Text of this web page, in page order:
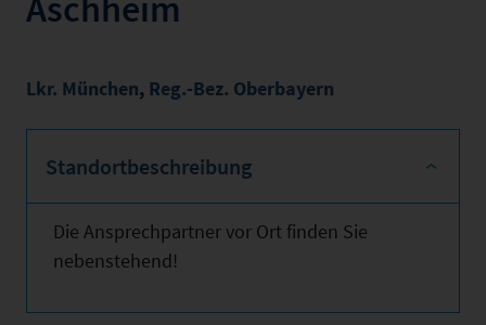
Lkr. München, Reg.-Bez. Oberbayern
Standortbeschreibung
Die Ansprechpartner vor Ort finden Sie
nebenstehend!